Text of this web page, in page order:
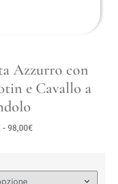
Azzurro con
e Cavallo a
- 98,00€